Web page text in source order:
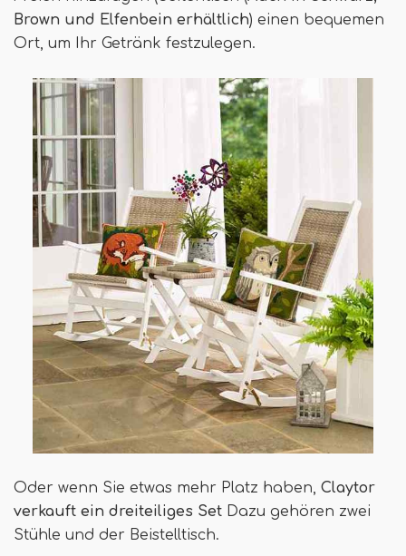
Brown und Elfenbein erhältlich) einen bequemen
Ort, um Ihr Getränk festzulegen.
Oder wenn Sie etwas mehr Platz haben, Claytor
verkauft ein dreiteiliges Set Dazu gehören zwei
Stühle und der Beistelltisch.